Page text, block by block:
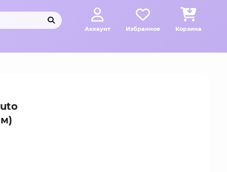
Аккаунт Избранное Корзина